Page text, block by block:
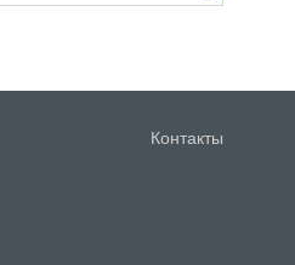
Контакты